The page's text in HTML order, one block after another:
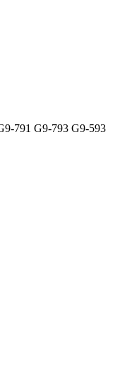
791 G9-793 G9-593